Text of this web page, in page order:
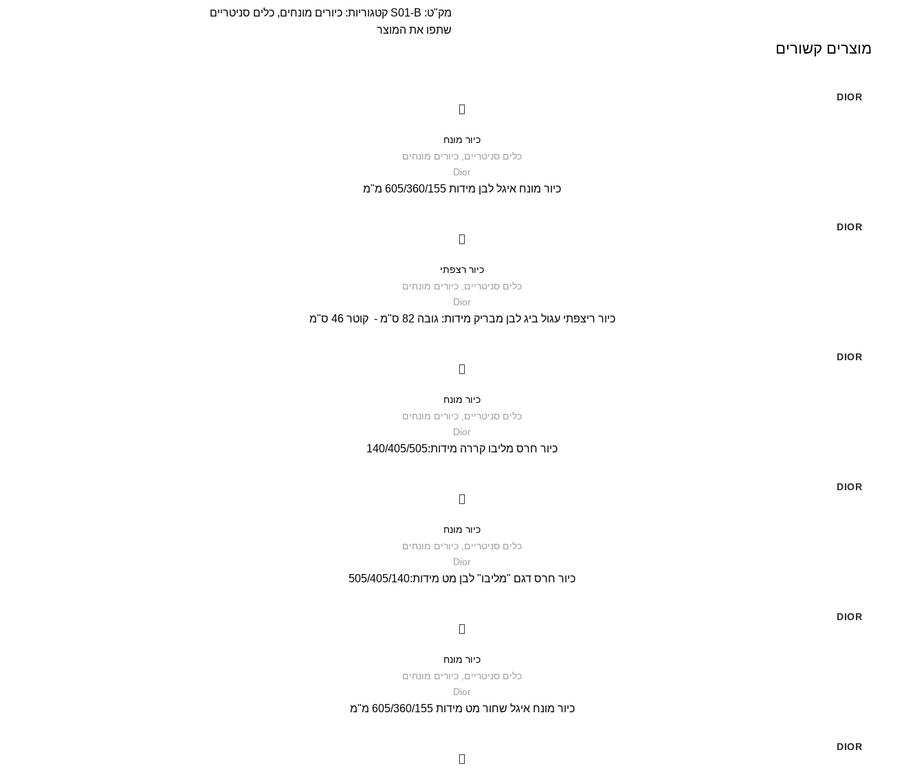
מק"ט: S01-B קטגוריות: כיורים מונחים, כלים סניטריים
שתפו את המוצר
מוצרים קשורים
DIOR
כיור מונח
כלים סניטריים כיורים מונחים
Dior
כיור מונח איגל לבן מידות 605/360/155 מ"מ
DIOR
כיור רצפתי
כלים סניטריים כיורים מונחים
Dior
כיור ריצפתי עגול ביג לבן מבריק מידות: גובה 82 ס"מ - קוטר 46 ס"מ
DIOR
כיור מונח
כלים סניטריים כיורים מונחים
Dior
כיור חרס מליבו קררה מידות:140/405/505
DIOR
כיור מונח
כלים סניטריים כיורים מונחים
Dior
כיור חרס דגם "מליבו" לבן מט מידות:505/405/140
DIOR
כיור מונח
כלים סניטריים כיורים מונחים
Dior
כיור מונח איגל שחור מט מידות 605/360/155 מ"מ
DIOR